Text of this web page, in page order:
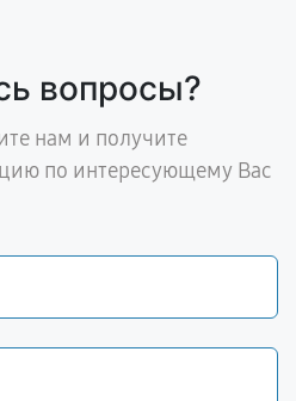
вопросы?
нам и получите
по интересующему Вас